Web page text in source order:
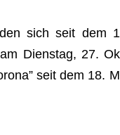
sich seit dem
Diens­tag, 27.
seit dem 18.